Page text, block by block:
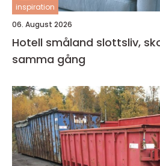
inspiration
06. August 2026
Hotell småland slottsliv, skogar och sjöar på
samma gång